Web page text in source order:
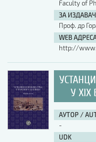
Faculty of
ЗА
Проф. др
WEB
http://
У
АУТОР /
-
UDK